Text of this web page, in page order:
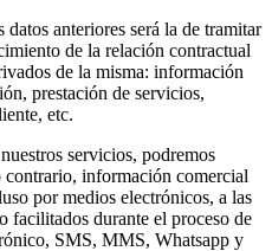
anteriores será la de tramitar
de la relación contractual
de la misma: información
prestación de servicios,
etc.
servicios, podremos
información comercial
por medios electrónicos, a las
facilitados durante el proceso de
SMS, MMS, Whatsapp y